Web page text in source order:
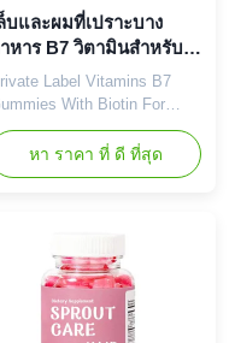
Biotin Main
บและผมที่เปราะบาง
หาร B7 วิตามินสําหรับ
ยางยางLabel Vitamins B7
With Biotin For
Nails And Hair
Private Label
B7 Gummies With
Service Shipping Fee
to be negotiated Product
Biotin Gummies Main
Biotin Main
หา ราคา ที่ ดี ที่สุด